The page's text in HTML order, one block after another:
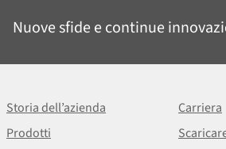
Nuove sfide e continue
Storia dell’azienda
Carriera
Prodotti